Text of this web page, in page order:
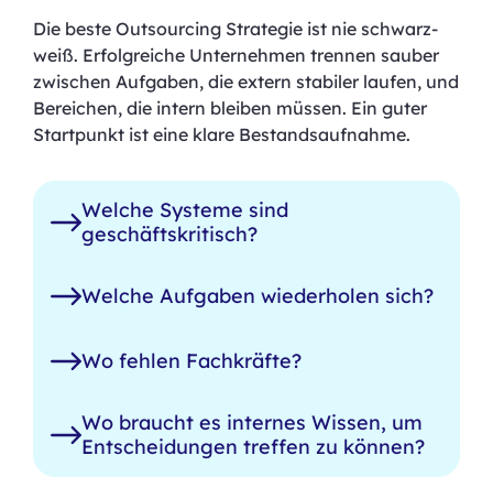
Die beste Outsourcing Strategie ist nie schwarz-
weiß. Erfolgreiche Unternehmen trennen sauber
zwischen Aufgaben, die extern stabiler laufen, und
Bereichen, die intern bleiben müssen. Ein guter
Startpunkt ist eine klare Bestandsaufnahme.
Welche Systeme sind
geschäftskritisch?
Welche Aufgaben wiederholen sich?
Wo fehlen Fachkräfte?
Wo braucht es internes Wissen, um
Entscheidungen treffen zu können?